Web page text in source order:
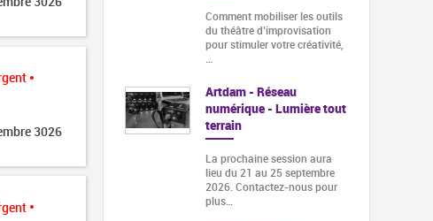
3026
Comment mobiliser les outils
du théâtre d’improvisation
pour stimuler votre créativité,
…
Artdam - Réseau
numérique - Lumière tout
terrain
La prochaine session aura
lieu du 21 au 25 septembre
2026. Contactez-nous pour
plus…